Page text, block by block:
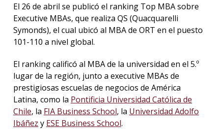
El 26 de abril se publicó el ranking Top MBA sobre
Executive MBAs, que realiza QS (Quacquarelli
Symonds), el cual ubicó al MBA de ORT en el puesto
101-110 a nivel global.
El ranking calificó al MBA de la universidad en el 5.º
lugar de la región, junto a executive MBAs de
prestigiosas escuelas de negocios de América
Latina, como la Pontificia Universidad Católica de
Chile, la FIA Business School, la Universidad Adolfo
Ibáñez y ESE Business School.